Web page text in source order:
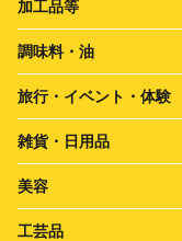
加工品等
調味料・油
旅行・イベント・体験
雑貨・日用品
美容
工芸品